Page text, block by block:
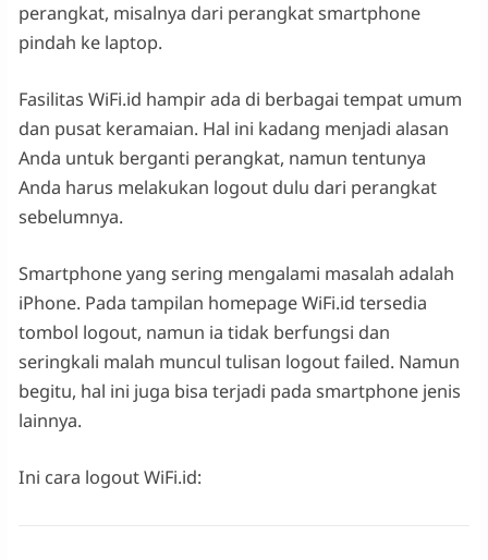
perangkat, misalnya dari perangkat smartphone
pindah ke laptop.
Fasilitas WiFi.id hampir ada di berbagai tempat umum
dan pusat keramaian. Hal ini kadang menjadi alasan
Anda untuk berganti perangkat, namun tentunya
Anda harus melakukan logout dulu dari perangkat
sebelumnya.
Smartphone yang sering mengalami masalah adalah
iPhone. Pada tampilan homepage WiFi.id tersedia
tombol logout, namun ia tidak berfungsi dan
seringkali malah muncul tulisan logout failed. Namun
begitu, hal ini juga bisa terjadi pada smartphone jenis
lainnya.
Ini cara logout WiFi.id: